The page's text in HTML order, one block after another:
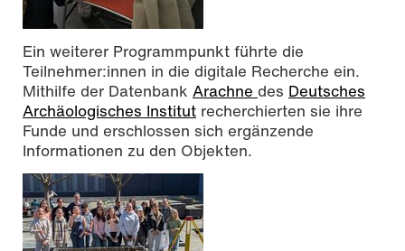
Ein weiterer Programmpunkt führte die
Teilnehmer:innen in die digitale Recherche ein.
Mithilfe der Datenbank Arachne des Deutsches
Archäologisches Institut recherchierten sie ihre
Funde und erschlossen sich ergänzende
Informationen zu den Objekten.